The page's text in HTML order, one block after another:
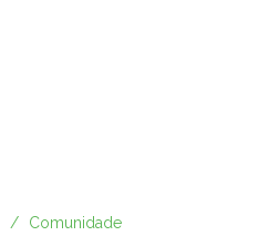
Comunidade